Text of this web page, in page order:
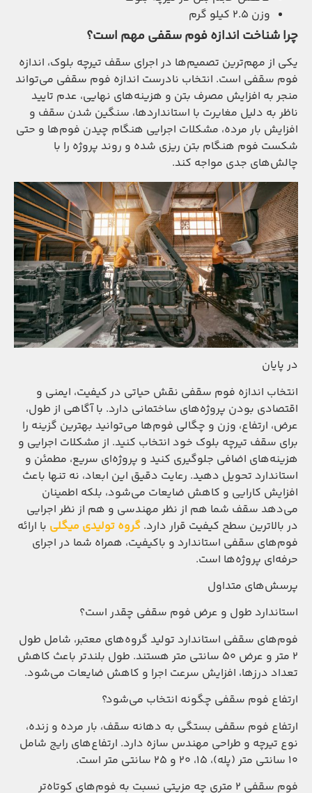
وزن ۲.۵ کیلو گرم
چرا شناخت اندازه فوم سقفی مهم است؟
یکی از مهم‌ترین تصمیم‌ها در اجرای سقف تیرچه بلوک، اندازه
فوم سقفی است. انتخاب نادرست اندازه فوم سقفی می‌تواند
منجر به افزایش مصرف بتن و هزینه‌های نهایی، عدم تایید
ناظر به دلیل مغایرت با استانداردها، سنگین شدن سقف و
افزایش بار مرده، مشکلات اجرایی هنگام چیدن فوم‌ها و حتی
شکست فوم هنگام بتن ریزی شده و روند پروژه را با
چالش‌های جدی مواجه کند.
در پایان
انتخاب اندازه فوم سقفی نقش حیاتی در کیفیت، ایمنی و
اقتصادی بودن پروژه‌های ساختمانی دارد. با آگاهی از طول،
عرض، ارتفاع، وزن و چگالی فوم‌ها می‌توانید بهترین گزینه را
برای سقف تیرچه بلوک خود انتخاب کنید. از مشکلات اجرایی و
هزینه‌های اضافی جلوگیری کنید و پروژه‌ای سریع، مطمئن و
استاندارد تحویل دهید. رعایت دقیق این ابعاد، نه تنها باعث
افزایش کارایی و کاهش ضایعات می‌شود، بلکه اطمینان
می‌دهد سقف شما هم از نظر مهندسی و هم از نظر اجرایی
در بالاترین سطح کیفیت قرار دارد. گروه تولیدی میگلی با ارائه
فوم‌های سقفی استاندارد و باکیفیت، همراه شما در اجرای
حرفه‌ای پروژه‌ها است.
پرسش‌های متداول
استاندارد طول و عرض فوم سقفی چقدر است؟
فوم‌های سقفی استاندارد تولید گروه‌های معتبر، شامل طول
۲ متر و عرض ۵۰ سانتی متر هستند. طول بلندتر باعث کاهش
تعداد درزها، افزایش سرعت اجرا و کاهش ضایعات می‌شود.
ارتفاع فوم سقفی چگونه انتخاب می‌شود؟
ارتفاع فوم سقفی بستگی به دهانه سقف، بار مرده و زنده،
نوع تیرچه و طراحی مهندس سازه دارد. ارتفاع‌های رایج شامل
۱۰ سانتی متر (پله)، ۱۵، ۲۰ و ۲۵ سانتی متر است.
فوم سقفی ۲ متری چه مزیتی نسبت به فوم‌های کوتاه‌تر